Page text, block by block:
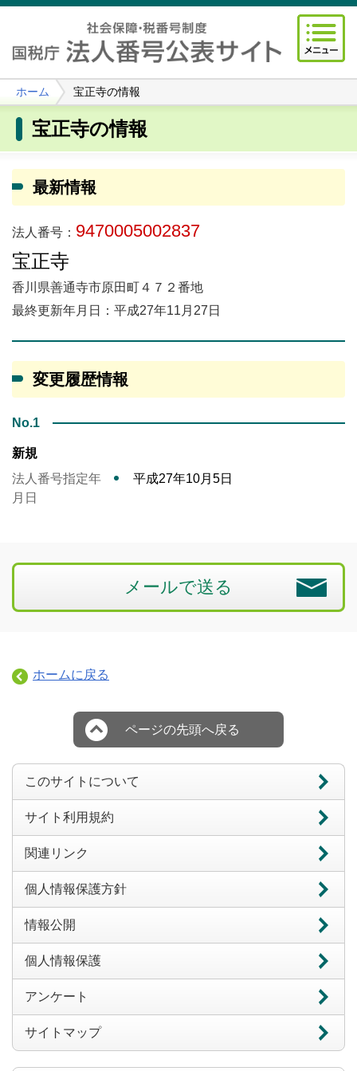
ホーム 宝正寺の情報
宝正寺の情報
最新情報
法人番号： 9470005002837
宝正寺
香川県善通寺市原田町４７２番地
最終更新年月日：平成27年11月27日
変更履歴情報
No.1
新規
法人番号指定年
月日
平成27年10月5日
メールで送る
ホームに戻る
ページの先頭へ戻る
このサイトについて
サイト利用規約
関連リンク
個人情報保護方針
情報公開
個人情報保護
アンケート
サイトマップ